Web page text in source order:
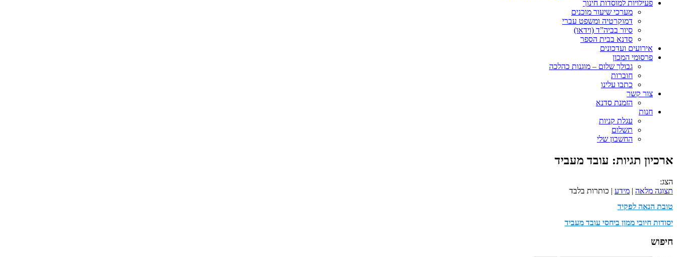
פעילויות למוסדות חינוך
מערכי שיעור מוכנים
דמוקרטיה ומשפט עברי
סיור בביה”ד (וידאו)
סדנא בבית הספר
אירועים ועדכונים
פרסומי המכון
גבולך שלום – מוגנות כהלכה
חוברות
כתבו עלינו
צור קשר
הזמנת סדנא
חנות
עגלת קניות
תשלום
החשבון שלי
ארכיון תגיות: עובד מעביד
הצג:
תצוגה מלאה | מידע | כותרות בלבד
טובת הנאה לפקיד
יסודות חיובי ממון ביחסי עובד מעביד
חיפוש